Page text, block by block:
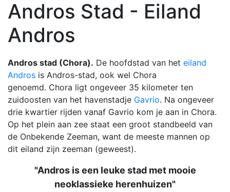
Andros Stad - Eiland
Andros
Andros stad (Chora). De hoofdstad van het eiland
Andros is Andros-stad, ook wel Chora
genoemd. Chora ligt ongeveer 35 kilometer ten
zuidoosten van het havenstadje Gavrio. Na ongeveer
drie kwartier rijden vanaf Gavrio kom je aan in Chora.
Op het plein aan zee staat een groot standbeeld van
de Onbekende Zeeman, want de meeste mannen op
dit eiland zijn zeeman (geweest).
"Andros is een leuke stad met mooie
neoklassieke herenhuizen"